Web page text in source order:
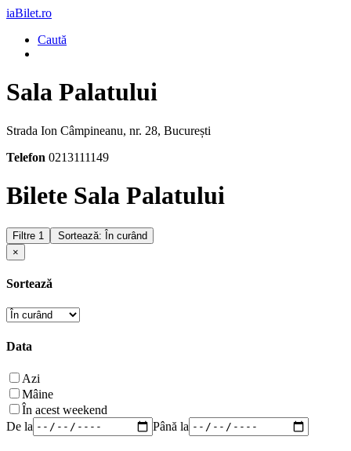
iaBilet.ro
Caută
Sala Palatului
Strada Ion Câmpineanu, nr. 28, București
Telefon 0213111149
Bilete Sala Palatului
Filtre 1
Sortează: În curând
×
Sortează
Data
Azi
Mâine
În acest weekend
De la
Până la